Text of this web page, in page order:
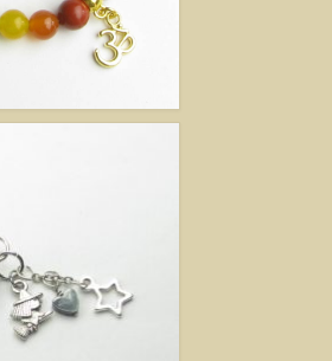
egyedi ékszer
rendelésre
babalánc rendelésre
a lakás díszei, de sajnos nem vagy csak ritkán
kaspóba vagy díszes tartóba teszi őket, de
kézműves Virág ékszerekkel színesebbé és
Ezeket a díszeket ásvány, féldrágakő,
technikával készítettem, és